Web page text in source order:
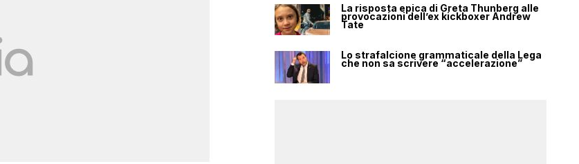
La risposta epica di Greta Thunberg alle
provocazioni dell’ex kickboxer Andrew
Tate
Lo strafalcione grammaticale della Lega
che non sa scrivere “accelerazione”